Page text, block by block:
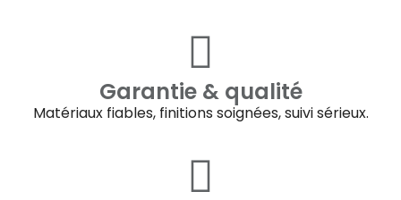
Garantie & qualité
Matériaux fiables, finitions soignées, suivi sérieux.